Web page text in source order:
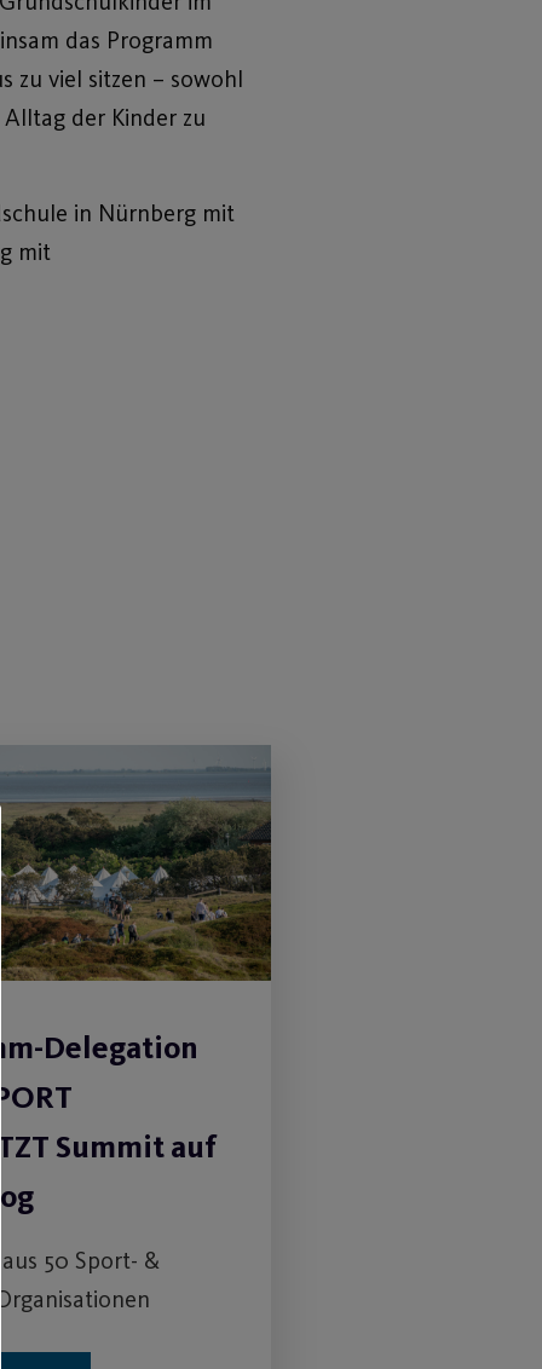
das Programm
zu viel sitzen – sowohl
der Kinder zu
in Nürnberg mit
mit
Delegation
Summit auf
50 Sport- &